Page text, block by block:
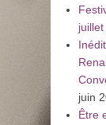
juin
Être